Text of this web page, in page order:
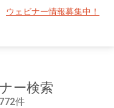
ウェビナー情報募集中！
ー検索
件